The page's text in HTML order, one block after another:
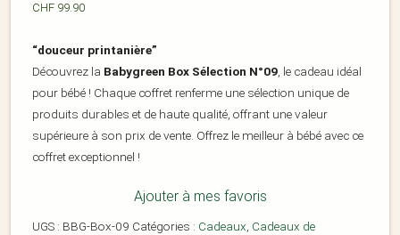
CHF 99.90
“douceur printanière”
Découvrez la Babygreen Box Sélection N°09, le cadeau idéal
pour bébé ! Chaque coffret renferme une sélection unique de
produits durables et de haute qualité, offrant une valeur
supérieure à son prix de vente. Offrez le meilleur à bébé avec ce
coffret exceptionnel !
Ajouter à mes favoris
UGS : BBG-Box-09 Catégories : Cadeaux, Cadeaux de